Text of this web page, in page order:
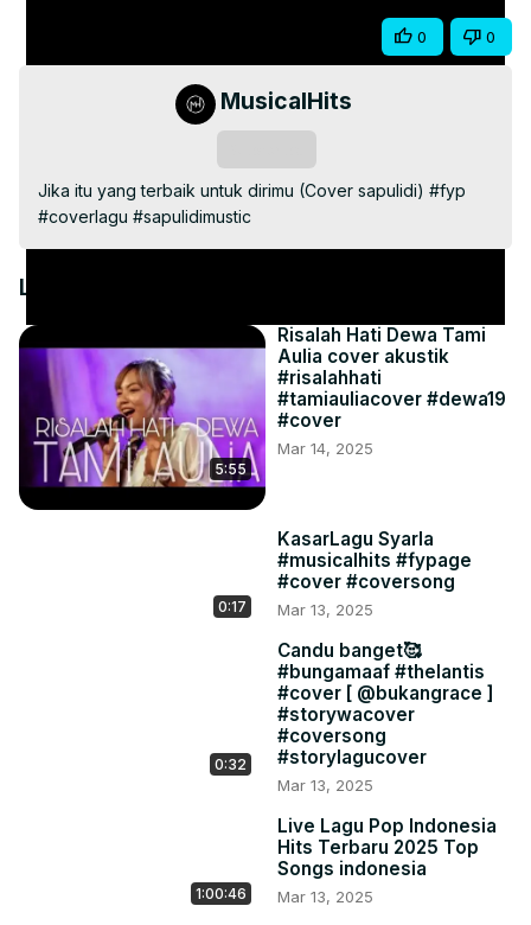
0 0
MusicalHits
Jika itu yang terbaik untuk dirimu (Cover sapulidi) #fyp
#coverlagu #sapulidimustic
Latest Videos
5:55
Risalah Hati Dewa Tami
Aulia cover akustik
#risalahhati
#tamiauliacover #dewa19
#cover
Mar 14, 2025
0:17
KasarLagu Syarla
#musicalhits #fypage
#cover #coversong
Mar 13, 2025
0:32
Candu banget🥰
#bungamaaf #thelantis
#cover [ @bukangrace ]
#storywacover
#coversong
#storylagucover
Mar 13, 2025
1:00:46
Live Lagu Pop Indonesia
Hits Terbaru 2025 Top
Songs indonesia
Mar 13, 2025